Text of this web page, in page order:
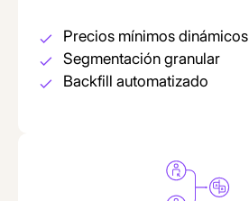
Precios mínimos dinámicos
Segmentación granular
Backfill automatizado